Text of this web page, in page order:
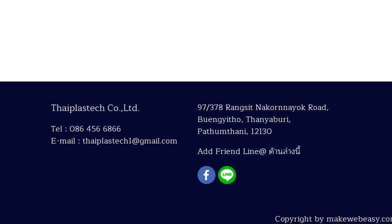
Thaiplastech Co.,Ltd.
Tel : 086 456 6866
E-mail : thaiplastech1@gmail.com
97/378 Rangsit Nakornnayok Road,
Buengyitho, Thanyaburi,
Pathumthani, 12130
Add Friend Line@ ด้านล่างนี้
Copyright by